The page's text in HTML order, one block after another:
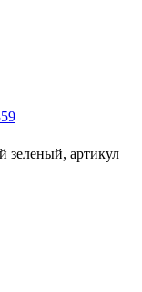
зеленый, артикул